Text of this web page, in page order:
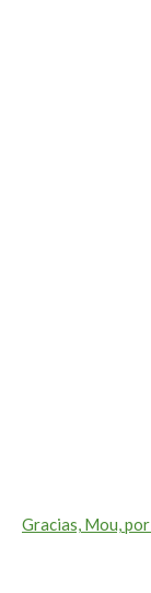
Gracias, Mou,